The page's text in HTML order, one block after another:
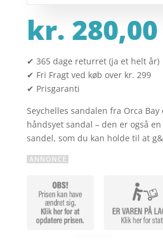
kr. 280,00
✔ 365 dage returret (ja et helt år)
✔ Fri Fragt ved køb over kr. 299
✔ Prisgaranti
Seychelles sandalen fra Orca
håndsyet sandal – den er også
sandel, som du kan holde til at